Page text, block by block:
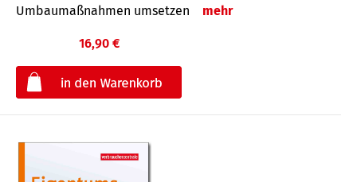
Umbaumaßnahmen umsetzen
mehr
16,90 €